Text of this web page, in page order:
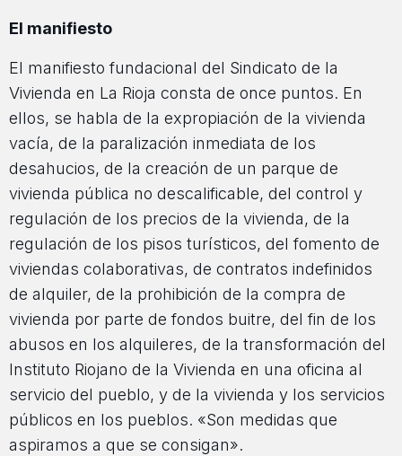
El manifiesto
El manifiesto fundacional del Sindicato de la
Vivienda en La Rioja consta de once puntos. En
ellos, se habla de la expropiación de la vivienda
vacía, de la paralización inmediata de los
desahucios, de la creación de un parque de
vivienda pública no descalificable, del control y
regulación de los precios de la vivienda, de la
regulación de los pisos turísticos, del fomento de
viviendas colaborativas, de contratos indefinidos
de alquiler, de la prohibición de la compra de
vivienda por parte de fondos buitre, del fin de los
abusos en los alquileres, de la transformación del
Instituto Riojano de la Vivienda en una oficina al
servicio del pueblo, y de la vivienda y los servicios
públicos en los pueblos. «Son medidas que
aspiramos a que se consigan».